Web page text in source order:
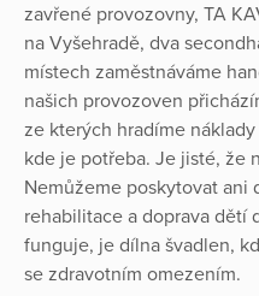
zavřené provozovny, TA
na Vyšehradě, dva
místech zaměstnáváme
našich provozoven
ze kterých hradíme
kde je potřeba. Je jisté, že
Nemůžeme poskytovat ani
rehabilitace a doprava dětí
funguje, je dílna švadlen,
se zdravotním omezením.